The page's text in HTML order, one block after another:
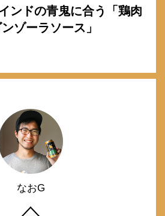
ンドの青鬼に合う「鶏肉
ゾーラソース」
なおG